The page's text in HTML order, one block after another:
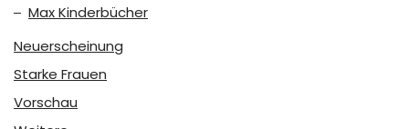
Max Kinderbücher
Neuerscheinung
Starke Frauen
Vorschau